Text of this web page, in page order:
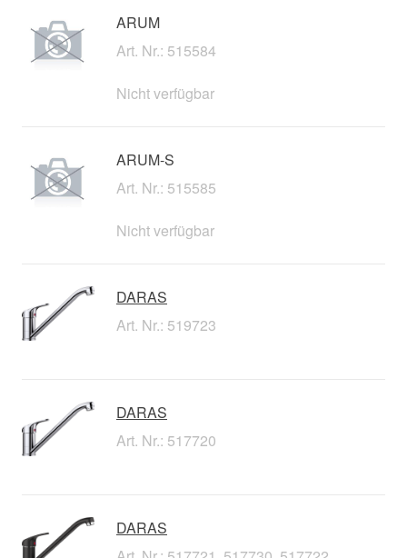
ARUM
Art. Nr.: 515584
Nicht verfügbar
ARUM-S
Art. Nr.: 515585
Nicht verfügbar
DARAS
Art. Nr.: 519723
DARAS
Art. Nr.: 517720
DARAS